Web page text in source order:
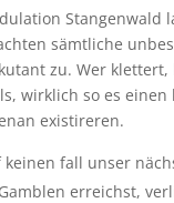
Stangenwald
sämtliche
zu. Wer klettert,
wirklich so es einen
existireren.
keinen fall unser
erreichst,